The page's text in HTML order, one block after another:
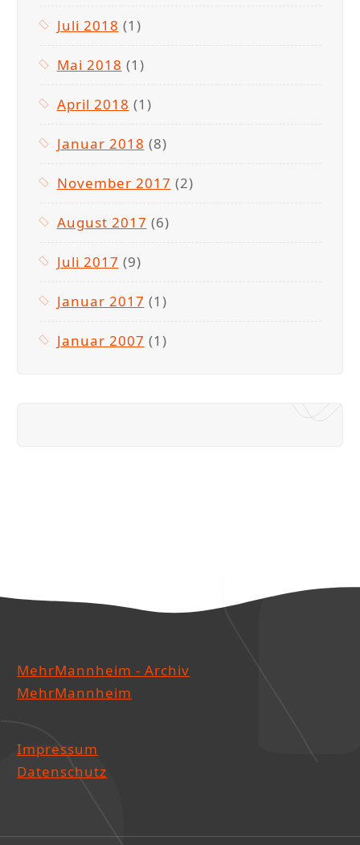
Juli 2018 (1)
Mai 2018 (1)
April 2018 (1)
Januar 2018 (8)
November 2017 (2)
August 2017 (6)
Juli 2017 (9)
Januar 2017 (1)
Januar 2007 (1)
MehrMannheim - Archiv
MehrMannheim
Impressum
Datenschutz